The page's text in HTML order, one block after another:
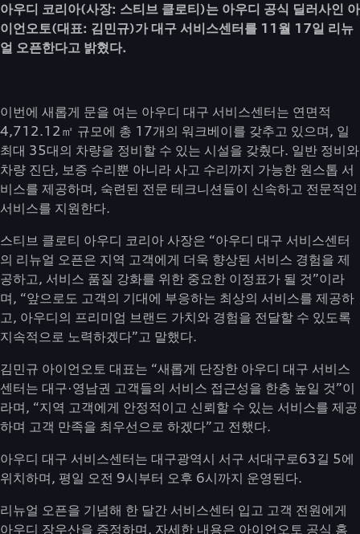
아우디 코리아(사장: 스티브 클로티)는 아우디 공식 딜러사인 아
이언오토(대표: 김민규)가 대구 서비스센터를 11월 17일 리뉴
얼 오픈한다고 밝혔다.
이번에 새롭게 문을 여는 아우디 대구 서비스센터는 연면적
4,712.12㎡ 규모에 총 17개의 워크베이를 갖추고 있으며, 일
최대 35대의 차량을 정비할 수 있는 시설을 갖췄다. 일반 정비와
차량 진단, 보증 수리뿐 아니라 사고 수리까지 가능한 원스톱 서
비스를 제공하며, 숙련된 전문 테크니션들이 신속하고 전문적인
서비스를 지원한다.
스티브 클로티 아우디 코리아 사장은 “아우디 대구 서비스센터
의 리뉴얼 오픈은 지역 고객에게 더욱 향상된 서비스 경험을 제
공하고, 서비스 품질 강화를 위한 중요한 이정표가 될 것”이라
며, “앞으로도 고객의 기대에 부응하는 최상의 서비스를 제공하
고, 아우디의 프리미엄 브랜드 가치와 경험을 전달할 수 있도록
지속적으로 노력하겠다”고 말했다.
김민규 아이언오토 대표는 “새롭게 단장한 아우디 대구 서비스
센터는 대구·영남권 고객들의 서비스 접근성을 한층 높일 것”이
라며, “지역 고객에게 안정적이고 신뢰할 수 있는 서비스를 제공
하며 고객 만족을 최우선으로 하겠다”고 전했다.
아우디 대구 서비스센터는 대구광역시 서구 서대구로63길 5에
위치하며, 평일 오전 9시부터 오후 6시까지 운영된다.
리뉴얼 오픈을 기념해 한 달간 서비스센터 입고 고객 전원에게
아우디 장우산을 증정하며, 자세한 내용은 아이언오토 공식 홈